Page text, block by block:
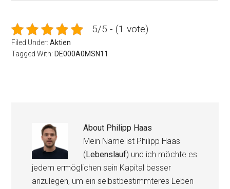
5/5 - (1 vote)
Filed Under:Aktien
Tagged With: DE000A0MSN11
About Philipp Haas
Mein Name ist Philipp Haas
( Lebenslauf) und ich möchte es
jedem ermöglichen sein Kapital besser
anzulegen, um ein selbstbestimmteres Leben